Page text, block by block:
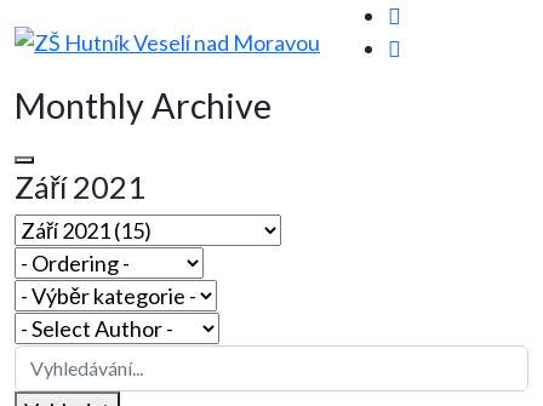
Monthly Archive
Září 2021